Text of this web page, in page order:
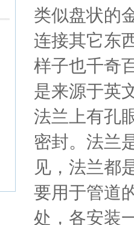
类似盘状的
连接其它东
样子也千奇
是来源于英
法兰上有孔
密封。法兰
见，法兰都
要用于管道
处，各安装